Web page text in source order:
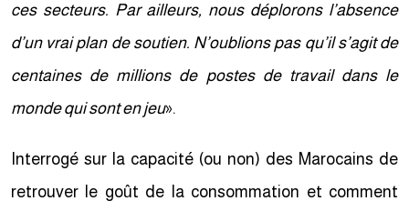
ces secteurs. Par ailleurs, nous déplorons l’absence
d’un vrai plan de soutien. N’oublions pas qu’il s’agit de
centaines de millions de postes de travail dans le
monde qui sont en jeu».
Interrogé sur la capacité (ou non) des Marocains de
retrouver le goût de la consommation et comment